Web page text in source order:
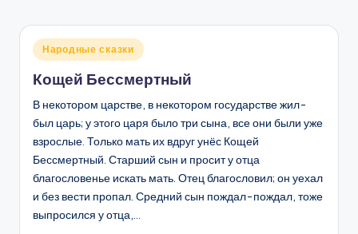
Опубликовано
Народные сказки
Кощей Бессмертный
В некотором царстве, в некотором государстве жил-
был царь; у этого царя было три сына, все они были уже
взрослые. Только мать их вдруг унёс Кощей
Бессмертный. Старший сын и просит у отца
благословенье искать мать. Отец благословил; он уехал
и без вести пропал. Средний сын пождал-пождал, тоже
выпросился у отца,…